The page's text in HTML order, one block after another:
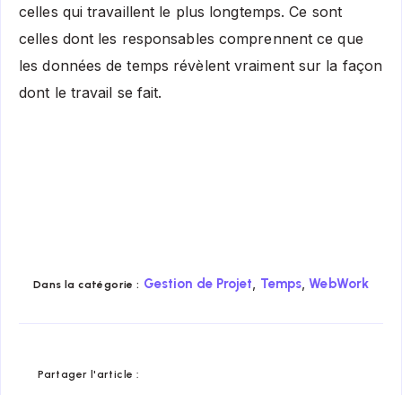
celles qui travaillent le plus longtemps. Ce sont
celles dont les responsables comprennent ce que
les données de temps révèlent vraiment sur la façon
dont le travail se fait.
Dans la catégorie : Gestion de Projet, Temps,WebWork
Partager l'article :